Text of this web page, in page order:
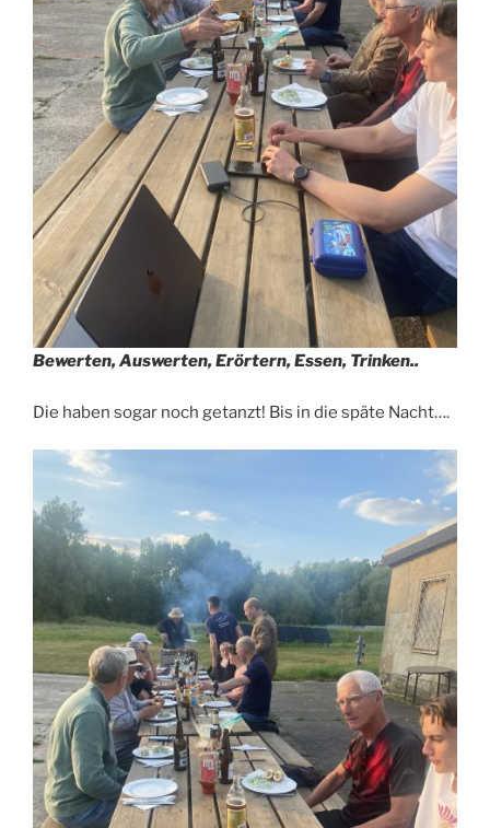
Bewerten, Auswerten, Erörtern, Essen, Trinken..
Die haben sogar noch getanzt! Bis in die späte Nacht….